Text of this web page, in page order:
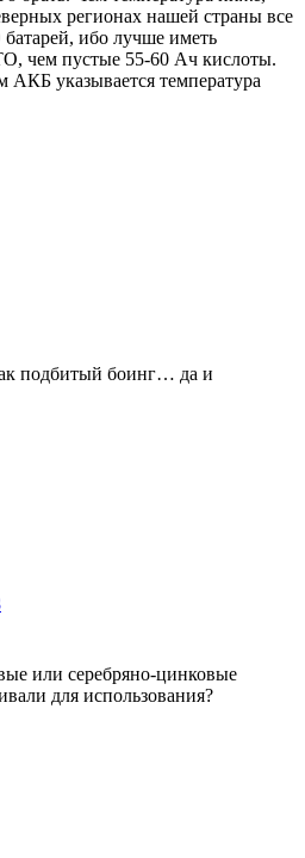
регионах нашей страны все
ибо лучше иметь
чем пустые 55-60 Ач кислоты.
указывается температура
подбитый боинг… да и
или серебряно-цинковые
для использования?